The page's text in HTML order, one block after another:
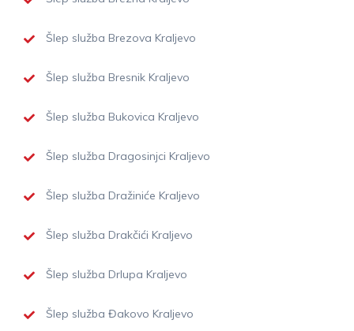
Šlep služba Brezova Kraljevo
Šlep služba Bresnik Kraljevo
Šlep služba Bukovica Kraljevo
Šlep služba Dragosinjci Kraljevo
Šlep služba Dražiniće Kraljevo
Šlep služba Drakčići Kraljevo
Šlep služba Drlupa Kraljevo
Šlep služba Đakovo Kraljevo